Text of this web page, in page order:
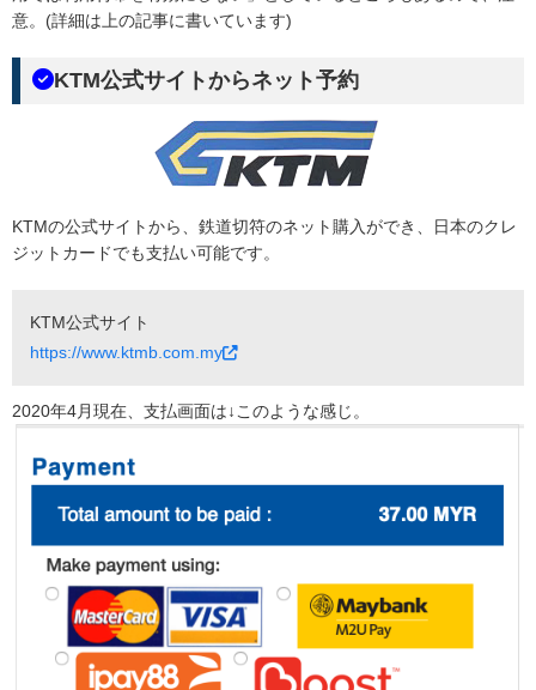
意。(詳細は上の記事に書いています)
KTM公式サイトからネット予約
KTMの公式サイトから、鉄道切符のネット購入ができ、日本のクレ
ジットカードでも支払い可能です。
KTM公式サイト
https://www.ktmb.com.my
2020年4月現在、支払画面は↓このような感じ。